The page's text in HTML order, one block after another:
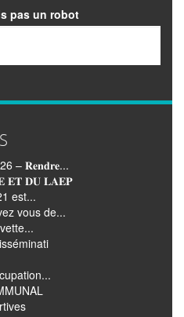
pas un robot
– 𝐑𝐞𝐧𝐝𝐫𝐞...
𝐄𝐓 𝐃𝐔 𝐋𝐀𝐄𝐏
est...
vous de...